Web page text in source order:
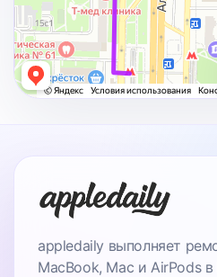
appledaily выполняет
MacBook, Mac и AirPods